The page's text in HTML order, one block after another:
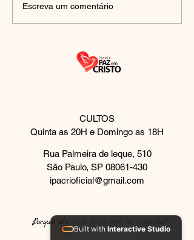
Escreva um comentário
CULTOS
Quinta as 20H e Domingo as 18H
Rua Palmeira de leque, 510
São Paulo, SP 08061-430
ipacrioficial@gmail.com
Porque ele vive posso crer no amanhã!​
Built with Interactive Studio